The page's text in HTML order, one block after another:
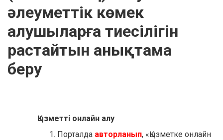
әлеуметтік көмек
алушыларға тиесілігін
растайтын анықтама
беру
Қызметті онлайн алу
Порталда авторланып, «Қызметке онлайн